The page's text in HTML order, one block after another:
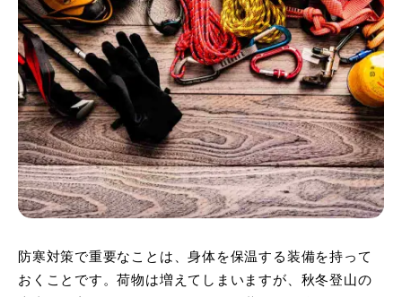
防寒対策で重要なことは、身体を保温する装備を持って
おくことです。荷物は増えてしまいますが、秋冬登山の